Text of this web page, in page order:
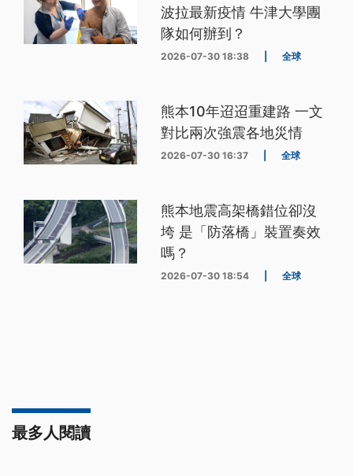
波拉最新疫情 牛津大學團
隊如何辦到？
2026-07-30 18:38 全球
熊本10年迢迢重建路 一文
對比兩次強震各地災情
2026-07-30 16:37 全球
熊本地震高架橋錯位卻沒
垮 是「防落橋」裝置奏效
嗎？
2026-07-30 18:54 全球
最多人閱讀